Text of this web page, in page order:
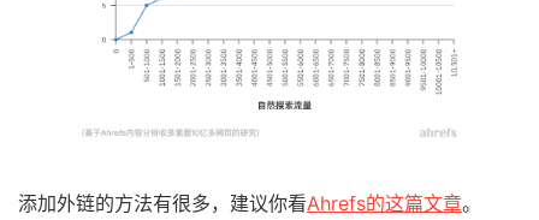
添加外链的方法有很多，建议你看Ahrefs的这篇文章。